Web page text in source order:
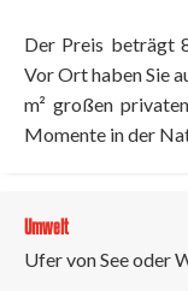
Der Preis beträgt
Vor Ort haben Sie
m² großen
Momente in der
Umwelt
Ufer von See oder